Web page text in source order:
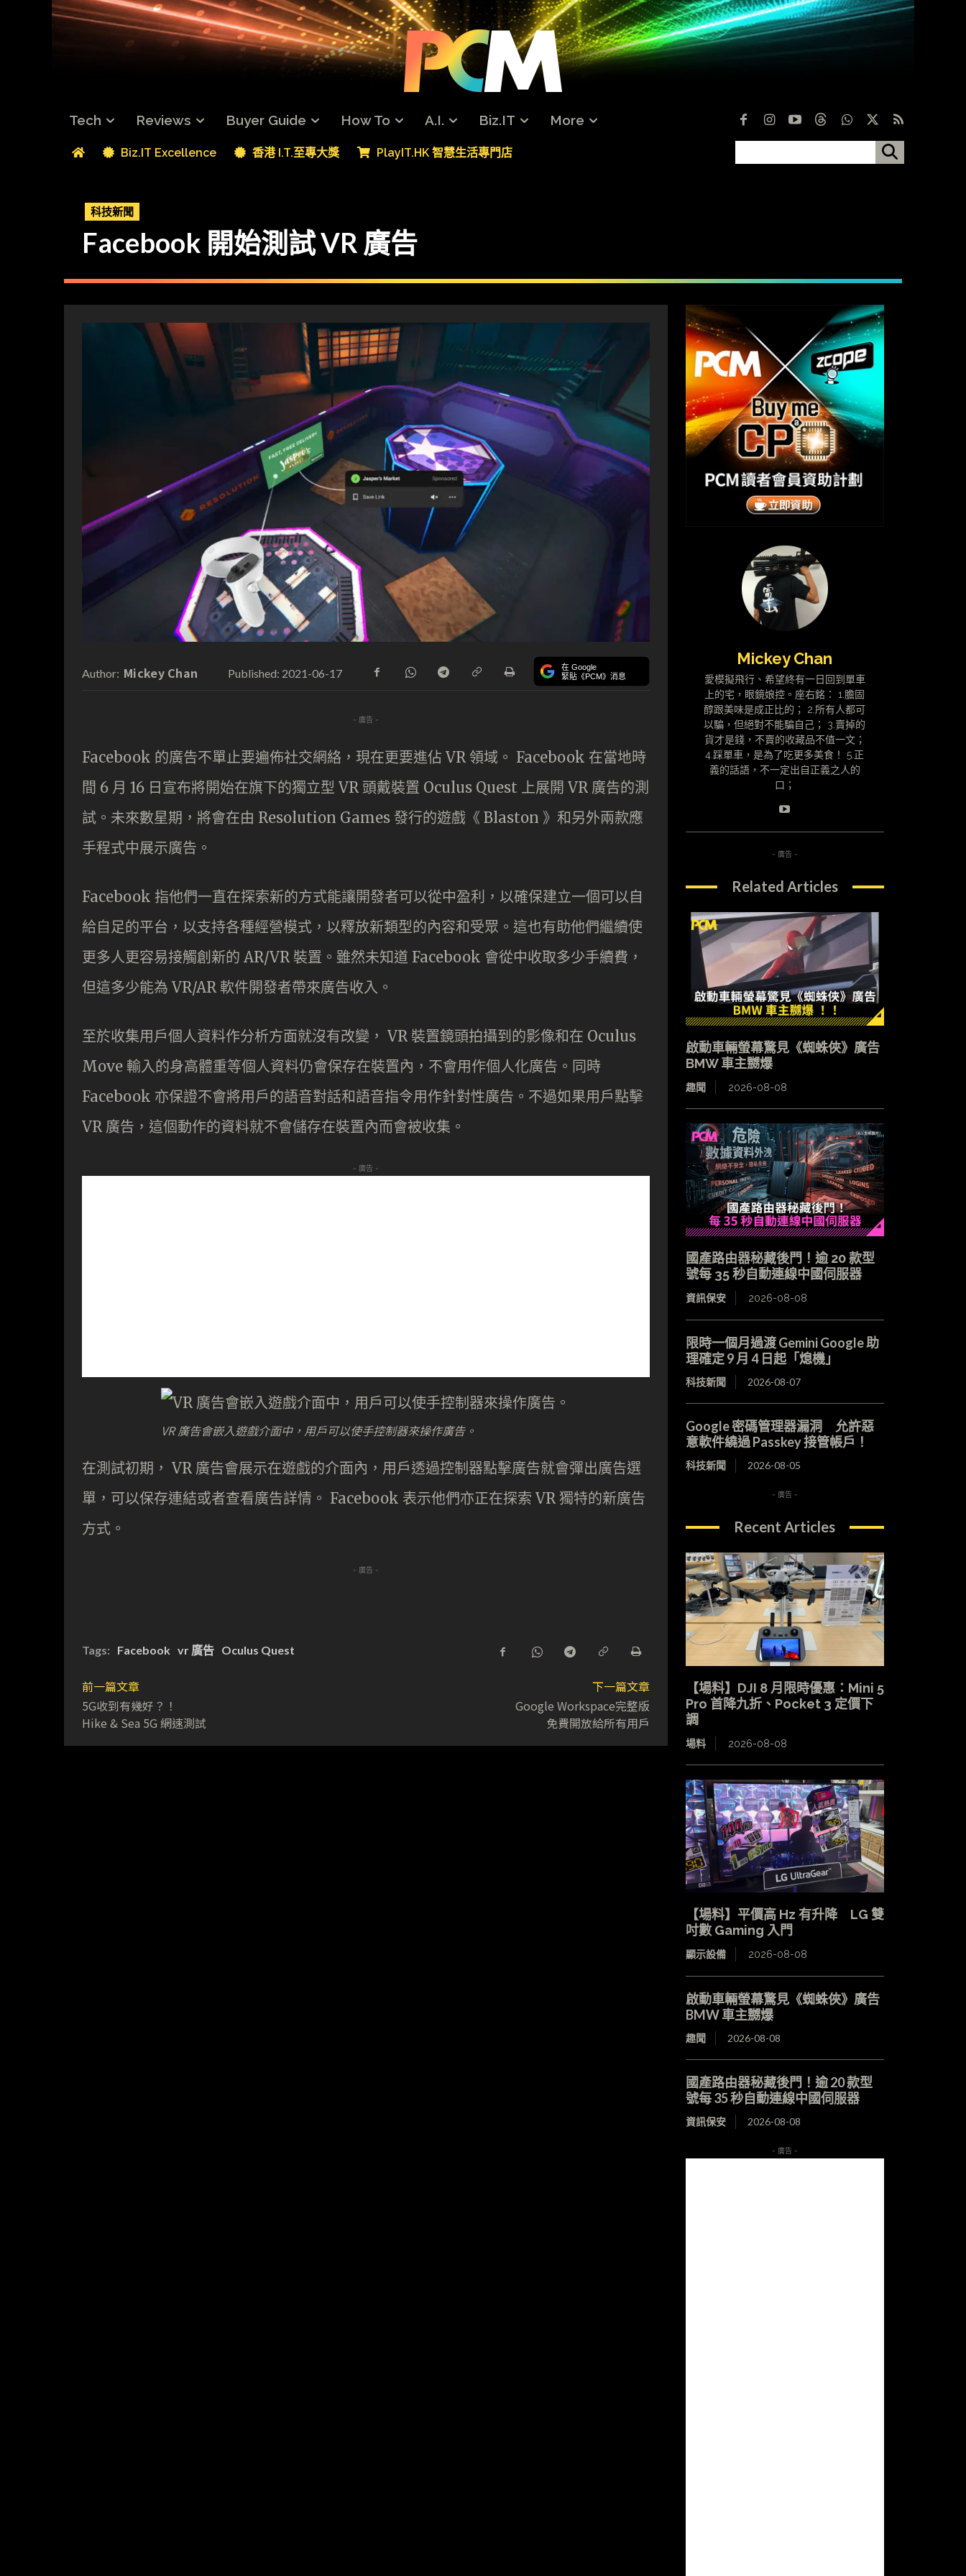
Tech Reviews Buyer Guide How To A.I. Biz.IT More
Biz.IT Excellence 香港 I.T.至專大獎 PlayIT.HK 智慧生活專門店
科技新聞
Facebook 開始測試 VR 廣告
Author: Mickey Chan Published: 2021-06-17 在 Google
緊貼《PCM》消息
- 廣告 -
Facebook 的廣告不單止要遍佈社交網絡，現在更要進佔 VR 領域。 Facebook 在當地時
間 6 月 16 日宣布將開始在旗下的獨立型 VR 頭戴裝置 Oculus Quest 上展開 VR 廣告的測
試。未來數星期，將會在由 Resolution Games 發行的遊戲《 Blaston 》和另外兩款應
手程式中展示廣告。
Facebook 指他們一直在探索新的方式能讓開發者可以從中盈利，以確保建立一個可以自
給自足的平台，以支持各種經營模式，以釋放新類型的內容和受眾。這也有助他們繼續使
更多人更容易接觸創新的 AR/VR 裝置。雖然未知道 Facebook 會從中收取多少手續費，
但這多少能為 VR/AR 軟件開發者帶來廣告收入。
至於收集用戶個人資料作分析方面就沒有改變， VR 裝置鏡頭拍攝到的影像和在 Oculus
Move 輸入的身高體重等個人資料仍會保存在裝置內，不會用作個人化廣告。同時
Facebook 亦保證不會將用戶的語音對話和語音指令用作針對性廣告。不過如果用戶點擊
VR 廣告，這個動作的資料就不會儲存在裝置內而會被收集。
- 廣告 -
VR 廣告會嵌入遊戲介面中，用戶可以使手控制器來操作廣告。
在測試初期， VR 廣告會展示在遊戲的介面內，用戶透過控制器點擊廣告就會彈出廣告選
單，可以保存連結或者查看廣告詳情。 Facebook 表示他們亦正在探索 VR 獨特的新廣告
方式。
- 廣告 -
Tags: Facebook vr 廣告 Oculus Quest
前一篇文章
5G收到有幾好？！
Hike & Sea 5G 網速測試
下一篇文章
Google Workspace完整版
免費開放給所有用戶
Mickey Chan
愛模擬飛行、希望終有一日回到單車
上的宅，眼鏡娘控。座右銘： 1.膽固
醇跟美味是成正比的； 2.所有人都可
以騙，但絕對不能騙自己； 3.賣掉的
貨才是錢，不賣的收藏品不值一文；
4.踩單車，是為了吃更多美食！ 5.正
義的話語，不一定出自正義之人的
口；
- 廣告 -
Related Articles
啟動車輛螢幕驚見《蜘蛛俠》廣告
BMW 車主嬲爆
趣聞 2026-08-08
國產路由器秘藏後門！逾 20 款型
號每 35 秒自動連線中國伺服器
資訊保安 2026-08-08
限時一個月過渡 Gemini Google 助
理確定 9 月 4 日起「熄機」
科技新聞 2026-08-07
Google 密碼管理器漏洞 允許惡
意軟件繞過 Passkey 接管帳戶！
科技新聞 2026-08-05
- 廣告 -
Recent Articles
【場料】DJI 8 月限時優惠：Mini 5
Pro 首降九折、Pocket 3 定價下
調
場料 2026-08-08
【場料】平價高 Hz 有升降 LG 雙
吋數 Gaming 入門
顯示設備 2026-08-08
啟動車輛螢幕驚見《蜘蛛俠》廣告
BMW 車主嬲爆
趣聞 2026-08-08
國產路由器秘藏後門！逾 20 款型
號每 35 秒自動連線中國伺服器
資訊保安 2026-08-08
- 廣告 -